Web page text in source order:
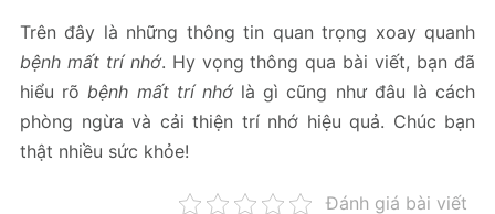
Trên đây là những thông tin quan trọng xoay quanh
bệnh mất trí nhớ. Hy vọng thông qua bài viết, bạn đã
hiểu rõbệnh mất trí nhớlà gì cũng như đâu là cách
phòng ngừa và cải thiện trí nhớ hiệu quả. Chúc bạn
thật nhiều sức khỏe!
Đánh giá bài viết